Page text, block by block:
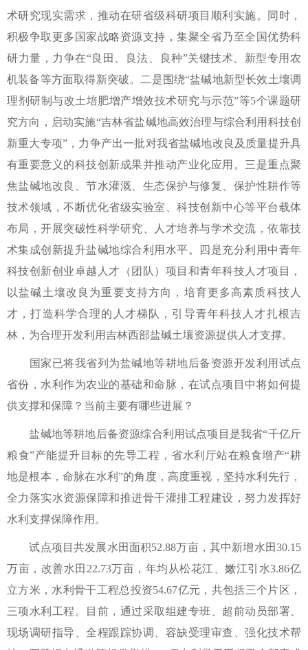
术研究现实需求，推动在研省级科研项目顺利实施。同时，
积极争取更多国家战略资源支持，集聚全省乃至全国优势科
研力量，力争在“良田、良法、良种”关键技术、新型专用农
机装备等方面取得新突破。二是围绕“盐碱地新型长效土壤调
理剂研制与改土培肥增产增效技术研究与示范”等5个课题研
究方向，启动实施“吉林省盐碱地高效治理与综合利用科技创
新重大专项”，力争产出一批对我省盐碱地改良及质量提升具
有重要意义的科技创新成果并推动产业化应用。三是重点聚
焦盐碱地改良、节水灌溉、生态保护与修复、保护性耕作等
技术领域，不断优化省级实验室、科技创新中心等平台载体
布局，开展突破性科学研究、人才培养与学术交流，依靠技
术集成创新提升盐碱地综合利用水平。四是充分利用中青年
科技创新创业卓越人才（团队）项目和青年科技人才项目，
以盐碱土壤改良为重要支持方向，培育更多高素质科技人
才，打造科学合理的人才梯队，引导青年科技人才扎根吉
林，为合理开发利用吉林西部盐碱土壤资源提供人才支撑。
国家已将我省列为盐碱地等耕地后备资源开发利用试点
省份，水利作为农业的基础和命脉，在试点项目中将如何提
供支撑和保障？当前主要有哪些进展？
盐碱地等耕地后备资源综合利用试点项目是我省“千亿斤
粮食”产能提升目标的先导工程，省水利厅站在粮食增产“耕
地是根本，命脉在水利”的角度，高度重视，坚持水利先行，
全力落实水资源保障和推进骨干灌排工程建设，努力发挥好
水利支撑保障作用。
试点项目共发展水田面积52.88万亩，其中新增水田30.15
万亩，改善水田22.73万亩，年均从松花江、嫩江引水3.86亿
立方米，水利骨干工程总投资54.67亿元，共包括三个片区，
三项水利工程。目前，通过采取组建专班、超前动员部署、
现场调研指导、全程跟踪协调、容缺受理审查、强化技术帮